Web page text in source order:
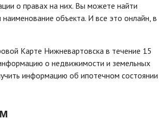
о правах на них. Вы можете найти
объекта. И все это онлайн, в
Карте Нижневартовска в течение 15
о недвижимости и земельных
информацию об ипотечном состоянии